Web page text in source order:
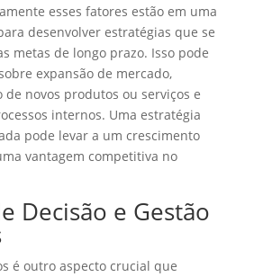
esses fatores estão em uma
desenvolver estratégias que se
metas de longo prazo. Isso pode
expansão de mercado,
de novos produtos ou serviços e
internos. Uma estratégia
pode levar a um crescimento
vantagem competitiva no
Decisão e Gestão
é outro aspecto crucial que